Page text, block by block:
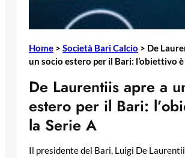
Home > Società Bari Calcio > De
un socio estero per il Bari: l’obiettivo è
De Laurentiis apre a
estero per il Bari:
la Serie A
Il presidente del Bari, Luigi De